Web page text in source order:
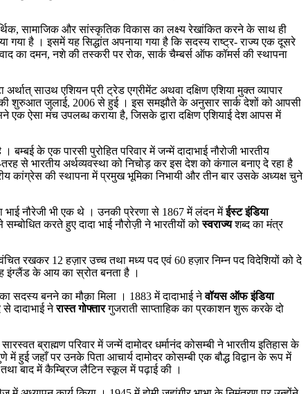
सामाजिक और सांस्कृतिक विकास का लक्ष्य रेखांकित करने के साथ ही
गया है । इसमें यह सिद्धांत अपनाया गया है कि सदस्य राष्ट्र- राज्य एक दूसरे
का दमन, नशे की तस्करी पर रोक, सार्क चैम्बर्स ऑफ कॉमर्स की स्थापना
साउथ एशियन प्री ट्रेड एग्रीमेंट अथवा दक्षिण एशिया मुक्त व्यापार
की शुरुआत जुलाई, 2006 से हुई । इस समझौते के अनुसार सार्क देशों को आपसी
ऐसा मंच उपलब्ध कराया है, जिसके द्वारा दक्षिण एशियाई देश आपस में
बम्बई के एक पारसी पुरोहित परिवार में जन्में दादाभाई नौरोजी भारतीय
से भारतीय अर्थव्यवस्था को निचोड़ कर इस देश को कंगाल बनाए दे रहा है
कांग्रेस की स्थापना में प्रमुख भूमिका निभायी और तीन बार उसके अध्यक्ष चुने
भाई नौरेजी भी एक थे । उनकी प्रेरणा से 1867 में लंदन मेंईस्ट इंडिया
करते हुए दादा भाई नौरोज़ी ने भारतीयों कोस्वराज्यशब्द का मंत्र
रखकर 12 हज़ार उच्च तथा मध्य पद एवं 60 हज़ार निम्न पद विदेशियों को दे
इंग्लैंड के आय का स्रोत बनता है ।
बनने का मौक़ा मिला । 1883 में दादाभाई नेवॉयस ऑफ इंडिया
दादाभाई नेरास्त गोफ्तारगुजराती साप्ताहिक का प्रकाशन शुरू करके दो
ब्राह्मण परिवार में जन्में दामोदर धर्मानंद कोसम्बी ने भारतीय इतिहास के
हुई जहाँ पर उनके पिता आचार्य दामोदर कोसम्बी एक बौद्ध विद्वान के रूप में
बाद में कैम्ब्रिज लैटिन स्कूल में पढ़ाई की ।